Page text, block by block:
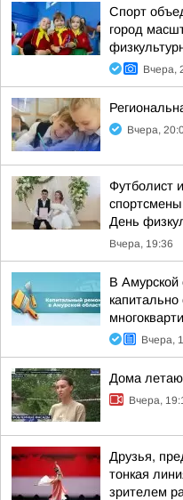
Спорт
город
Вчера,
Вчера,
Футболист
День
Вчера, 19:36
В Амурской
Вчера,
Дома
Вчера,
Друзья,
тонкая
зрителем